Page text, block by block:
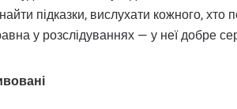
підказки, вислухати кожного,
у розслідуваннях — у неї добре